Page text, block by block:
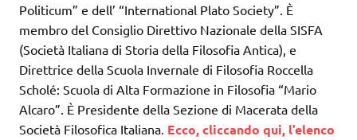
Politicum” e dell’ “International Plato Society”. È
membro del Consiglio Direttivo Nazionale della SISFA
(Società Italiana di Storia della Filosofia Antica), e
Direttrice della Scuola Invernale di Filosofia Roccella
Scholé: Scuola di Alta Formazione in Filosofia “Mario
Alcaro”. È Presidente della Sezione di Macerata della
Società Filosofica Italiana. Ecco, cliccando qui, l’elenco